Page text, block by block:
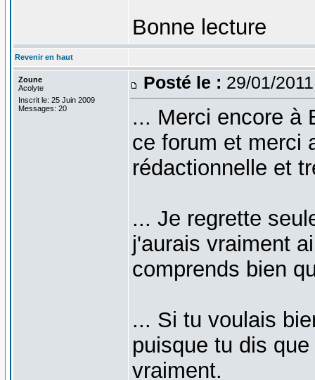
Bonne lecture
Revenir en haut
Zoune
Acolyte
Inscrit le: 25 Juin 2009
Messages: 20
Posté le : 29/01/
... Merci encore à
ce forum et merci
rédactionnelle et
... Je regrette
j'aurais vraiment
comprends bien
... Si tu voulais
puisque tu dis
vraiment.